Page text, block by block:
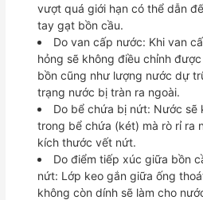
vượt quá giới hạn có thể dẫn
tay gạt bồn cầu.
Do van cấp nước: Khi van
hỏng sẽ không điều chỉnh
bồn cũng như lượng nước dự
trạng nước bị tràn ra ngoài.
Do bể chứa bị nứt: Nước
trong bể chứa (két) mà rò rỉ ra
kích thước vết nứt.
Do điểm tiếp xúc giữa bồn
nứt: Lớp keo gắn giữa ống
không còn dính sẽ làm cho